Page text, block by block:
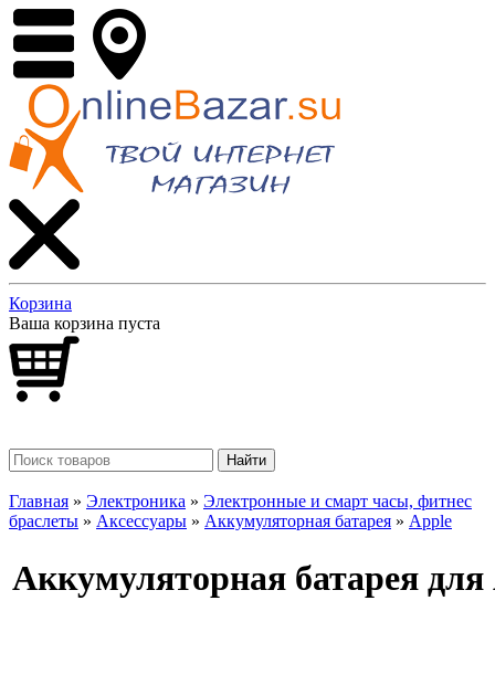
Корзина
Ваша корзина пуста
Главная » Электроника » Электронные и смарт часы, фитнес
браслеты » Аксессуары » Аккумуляторная батарея » Apple
Аккумуляторная батарея